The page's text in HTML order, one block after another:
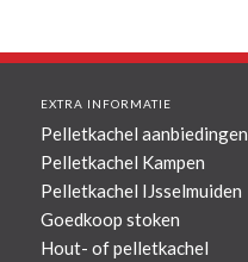
EXTRA INFORMATIE
Pelletkachel aanbiedingen
Pelletkachel Kampen
Pelletkachel IJsselmuiden
Goedkoop stoken
Hout- of pelletkachel